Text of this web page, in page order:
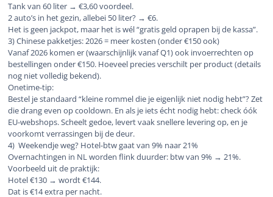
Tank van 60 liter → €3,60 voordeel.
2 auto’s in het gezin, allebei 50 liter? → €6.
Het is geen jackpot, maar het is wél “gratis geld oprapen bij de kassa”.
3) Chinese pakketjes: 2026 = meer kosten (onder €150 ook)
Vanaf 2026 komen er (waarschijnlijk vanaf Q1) ook invoerrechten op
bestellingen onder €150. Hoeveel precies verschilt per product (details
nog niet volledig bekend).
Onetime-tip:
Bestel je standaard “kleine rommel die je eigenlijk niet nodig hebt”? Zet
die drang even op cooldown. En als je iets écht nodig hebt: check óók
EU-webshops. Scheelt gedoe, levert vaak snellere levering op, en je
voorkomt verrassingen bij de deur.
4) Weekendje weg? Hotel-btw gaat van 9% naar 21%
Overnachtingen in NL worden flink duurder: btw van 9% → 21%.
Voorbeeld uit de praktijk:
Hotel €130 → wordt €144.
Dat is €14 extra per nacht.